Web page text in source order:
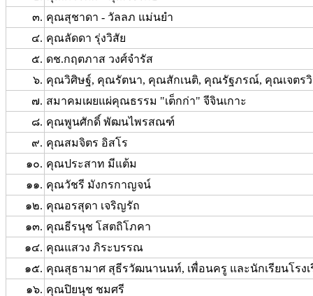
๓. คุณสุชาดา - วัลลภ แม่นยำ
๔. คุณลัดดา รุ่งวิสัย
๕. ดช.กฤตภาส วงศ์จำรัส
๖. คุณวิศิษฐ์, คุณรัตนา, คุณสักเนติ, คุณรัฐภรณ์, คุณเจตร
๗. สมาคมเผยแผ่คุณธรรม "เต็กก่า" จีจินเกาะ
๘. คุณพูนศักดิ์ พัฒนไพรสณฑ์
๙. คุณสมจิตร อิสโร
๑๐. คุณประสาท มีแต้ม
๑๑. คุณวัชรี มังกรกาญจน์
๑๒. คุณอรสุดา เจริญรัถ
๑๓. คุณธีรนุช โสตถิโภคา
๑๔. คุณแสวง ภิระบรรณ
๑๕. คุณสุธามาศ สุธีรวัฒนานนท์, เพื่อนครู และนักเรียนโรง
๑๖. คุณปิยนุช ชมศรี